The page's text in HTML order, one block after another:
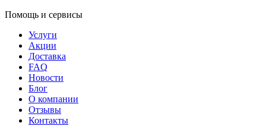
Помощь и сервисы
Услуги
Акции
Доставка
FAQ
Новости
Блог
О компании
Отзывы
Контакты